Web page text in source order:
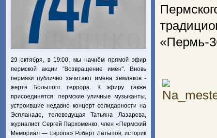
«Пермь-
29 октября, в 19:00, мы начнём прямой эфир
пермской акции "Возвращение имён". Вновь
пермяки публично зачитают имена земляков -
жертв Большого террора. К эфиру также
присоединятся: пермские уличные музыканты,
устроившие недавно концерт солидарности на
Эспланаде, телеведущая Татьяна Лазарева,
журналист Сергей Пархоменко, член «Пермский
Мемориал — Европа» Роберт Латыпов, историк